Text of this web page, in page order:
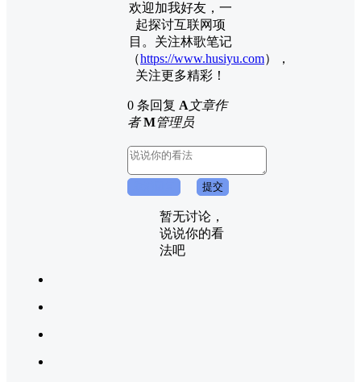
欢迎加我好友，一
起探讨互联网项
目。关注林歌笔记
（https://www.husiyu.com），
关注更多精彩！
0 条回复 A文章作
者 M管理员
提交
暂无讨论，
说说你的看
法吧